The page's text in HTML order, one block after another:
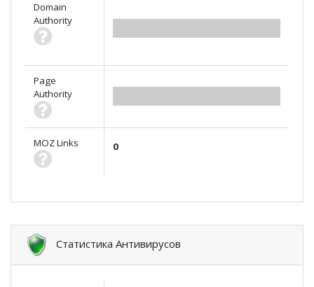
Domain
Authority
Page
Authority
MOZ Links 0
Статистика Антивирусов